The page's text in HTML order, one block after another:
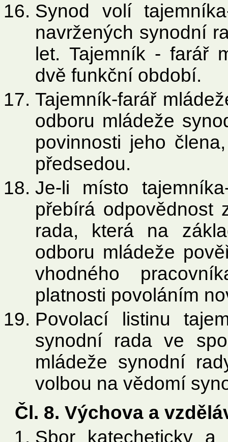
Synod volí
navržených synodní
let. Tajemník - farář
dvě funkční období.
Tajemník-farář
odboru mládeže
povinnosti jeho
předsedou.
Je-li místo
přebírá odpovědnost
rada, která na
odboru mládeže
vhodného
platnosti povoláním
Povolací listinu
synodní rada ve
mládeže synodní
volbou na vědomí
Čl. 8. Výchova a
Sbor katecheticky